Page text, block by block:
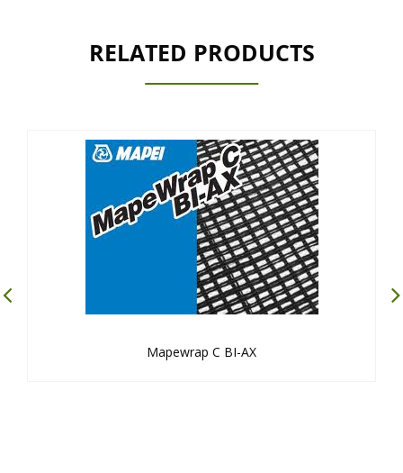
RELATED PRODUCTS
Mapewrap C BI-AX